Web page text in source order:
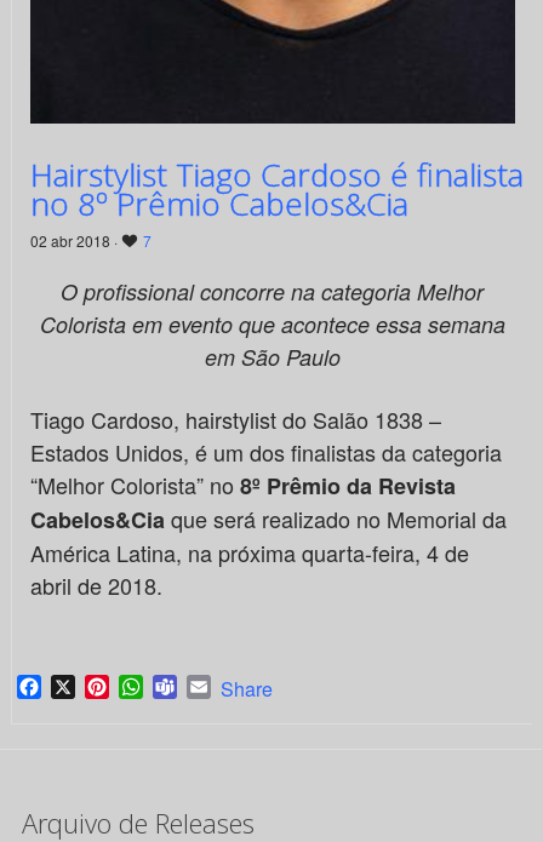
Hairstylist Tiago Cardoso é finalista
no 8º Prêmio Cabelos&Cia
02 abr 2018 · 7
O profissional concorre na categoria Melhor
Colorista em evento que acontece essa semana
em São Paulo
Tiago Cardoso, hairstylist do Salão 1838 –
Estados Unidos, é um dos finalistas da categoria
“Melhor Colorista” no 8º Prêmio da Revista
Cabelos&Ciaque será realizado no Memorial da
América Latina, na próxima quarta-feira, 4 de
abril de 2018.
Facebook
X PinterestWhatsApp
TeamsEmail
Share
Arquivo de Releases